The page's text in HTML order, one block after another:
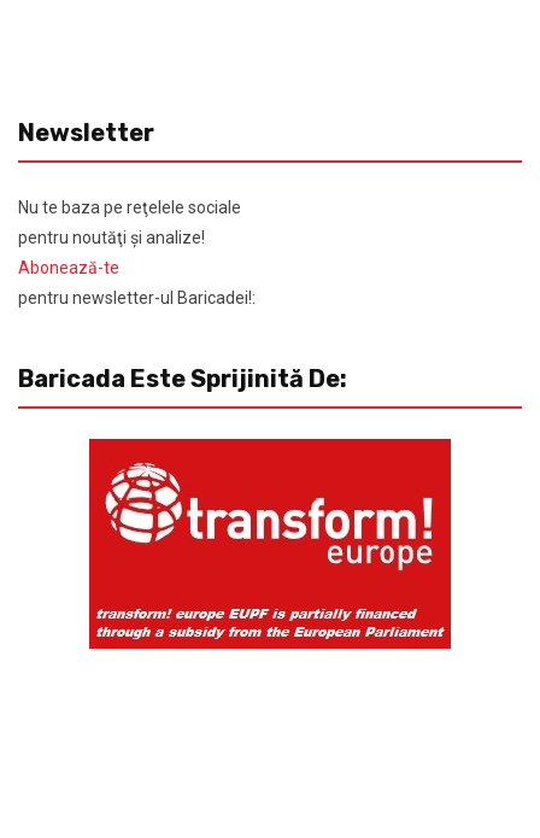
Newsletter
Nu te baza pe reţelele sociale
pentru noutăţi şi analize!
Abonează-te
pentru newsletter-ul Baricadei!:
Baricada Este Sprijinită De: